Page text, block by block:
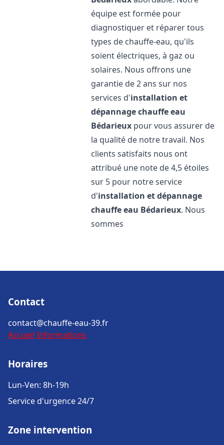
équipe est formée pour
diagnostiquer et réparer tous
types de chauffe-eau, qu'ils
soient électriques, à gaz ou
solaires. Nous offrons une
garantie de 2 ans sur nos
services d'installation et
dépannage chauffe eau
Bédarieux pour vous assurer de
la qualité de notre travail. Nos
clients satisfaits nous ont
attribué une note de 4,5 étoiles
sur 5 pour notre service
d'installation et dépannage
chauffe eau Bédarieux. Nous
sommes
Contact
contact@chauffe-eau-39.fr
Accueil Informations
Horaires
Lun-Ven: 8h-19h
Service d'urgence 24/7
Zone intervention